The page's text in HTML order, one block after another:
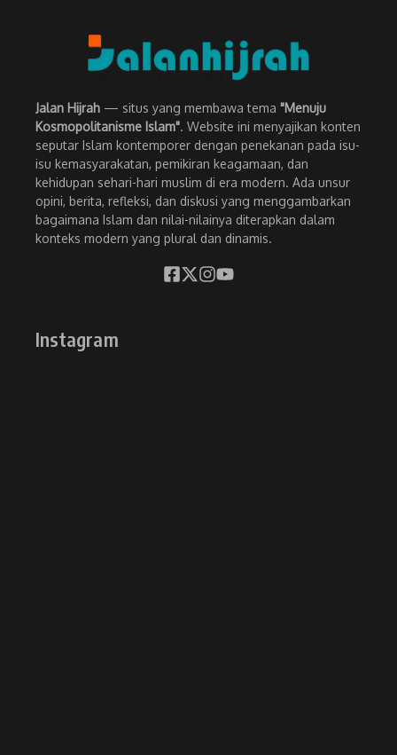
Jalan Hijrah — situs yang membawa tema "Menuju
Kosmopolitanisme Islam". Website ini menyajikan konten
seputar Islam kontemporer dengan penekanan pada isu-
isu kemasyarakatan, pemikiran keagamaan, dan
kehidupan sehari-hari muslim di era modern. Ada unsur
opini, berita, refleksi, dan diskusi yang menggambarkan
bagaimana Islam dan nilai-nilainya diterapkan dalam
konteks modern yang plural dan dinamis.
Instagram